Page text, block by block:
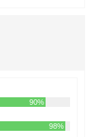
90%
98%